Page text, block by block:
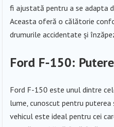
fi ajustată pentru a se adapta
Aceasta oferă o călătorie
drumurile accidentate și
Ford F-150:
Ford F-150 este unul dintre
lume, cunoscut pentru
vehicul este ideal pentru cei